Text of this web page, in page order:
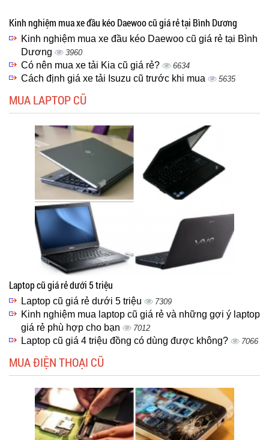
Kinh nghiệm mua xe đầu kéo Daewoo cũ giá rẻ tại Bình Dương
Kinh nghiệm mua xe đầu kéo Daewoo cũ giá rẻ tại Bình
Dương
3960
Có nên mua xe tải Kia cũ giá rẻ? 6634
Cách định giá xe tải Isuzu cũ trước khi mua 5635
MUA LAPTOP CŨ
Laptop cũ giá rẻ dưới 5 triệu
Laptop cũ giá rẻ dưới 5 triệu 7309
Kinh nghiệm mua laptop cũ giá rẻ và những gợi ý laptop
giá rẻ phù hợp cho bạn
7012
Laptop cũ giá 4 triệu đồng có dùng được không? 7066
MUA ĐIỆN THOẠI CŨ